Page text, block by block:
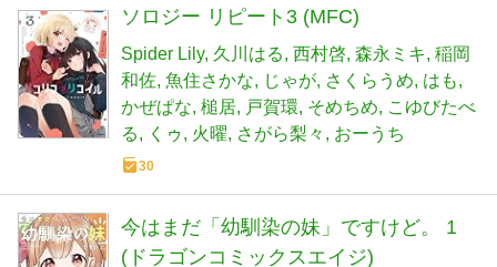
ソロジー リピート3 (MFC)
Spider Lily 久川はる 西村啓 森永ミキ 稲岡
和佐 魚住さかな じゃが さくらうめ はも
かぜぱな 槌居 戸賀環 そめちめ
こゆびたべ
る
くゥ 火曜 さがら梨々 おーうち
30
今はまだ「幼馴染の妹」ですけど。 1
(ドラゴンコミックスエイジ)